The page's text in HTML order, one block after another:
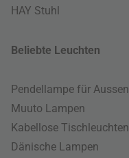
HAY Stuhl
Beliebte Leuchten
Pendellampe für Aussen
Muuto Lampen
Kabellose Tischleuchten
Dänische Lampen